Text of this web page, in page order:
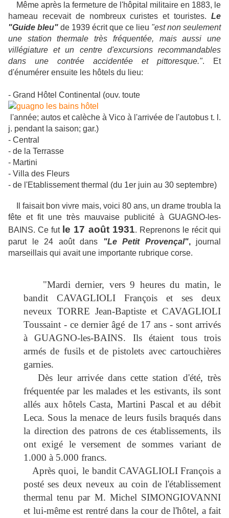
Même après la fermeture de l'hôpital militaire en 1883, le
hameau recevait de nombreux curistes et touristes. Le
"Guide bleu" de 1939 écrit que ce lieu "est non seulement
une station thermale très fréquentée, mais aussi une
villégiature et un centre d'excursions recommandables
dans une contrée accidentée et pittoresque.". Et
d'énumérer ensuite les hôtels du lieu:
- Grand Hôtel Continental (ouv. toute
l'année; autos et calèche à Vico à l'arrivée de l'autobus t. l.
j. pendant la saison; gar.)
- Central
- de la Terrasse
- Martini
- Villa des Fleurs
- de l'Etablissement thermal (du 1er juin au 30 septembre)
Il faisait bon vivre mais, voici 80 ans, un drame troubla la
fête et fit une très mauvaise publicité à GUAGNO-les-
BAINS. Ce fut le 17 août 1931. Reprenons le récit qui
parut le 24 août dans "Le Petit Provençal",journal
marseillais qui avait une importante rubrique corse.
"Mardi dernier, vers 9 heures du matin, le
bandit CAVAGLIOLI François et ses deux
neveux TORRE Jean-Baptiste et CAVAGLIOLI
Toussaint - ce dernier âgé de 17 ans - sont arrivés
à GUAGNO-les-BAINS. Ils étaient tous trois
armés de fusils et de pistolets avec cartouchières
garnies.
Dès leur arrivée dans cette station d'été, très
fréquentée par les malades et les estivants, ils sont
allés aux hôtels Casta, Martini Pascal et au débit
Leca. Sous la menace de leurs fusils braqués dans
la direction des patrons de ces établissements, ils
ont exigé le versement de sommes variant de
1.000 à 5.000 francs.
Après quoi, le bandit CAVAGLIOLI François a
posté ses deux neveux au coin de l'établissement
thermal tenu par M. Michel SIMONGIOVANNI
et lui-même est rentré dans la cour de l'hôtel, a fait